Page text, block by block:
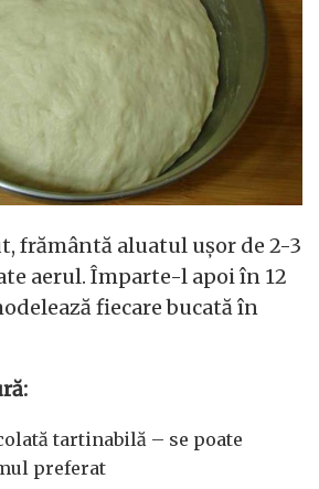
frământă aluatul ușor de 2-3
aerul. Împarte-l apoi în 12
fiecare bucată în
tartinabilă – se poate
preferat